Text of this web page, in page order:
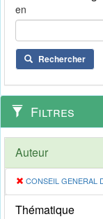
en
Rechercher
Filtres
Auteur
CONSEIL GENERAL
Thématique